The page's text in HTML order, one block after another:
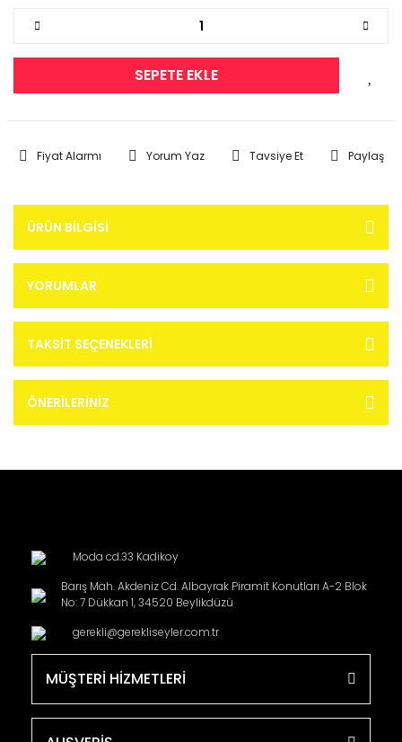
SEPETE EKLE
Fiyat Alarmı Yorum Yaz Tavsiye Et Paylaş
ÜRÜN BILGISI
YORUMLAR
TAKSIT SEÇENEKLERI
ÖNERILERINIZ
Moda cd.33 Kadikoy
Barış Mah. Akdeniz Cd. Albayrak Piramit Konutları A-2 Blok
No: 7 Dükkan 1, 34520 Beylikdüzü
gerekli@gerekliseyler.com.tr
MÜŞTERİ HİZMETLERİ